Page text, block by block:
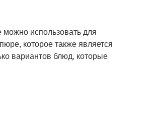
использовать для
которое также является
вариантов блюд, которые